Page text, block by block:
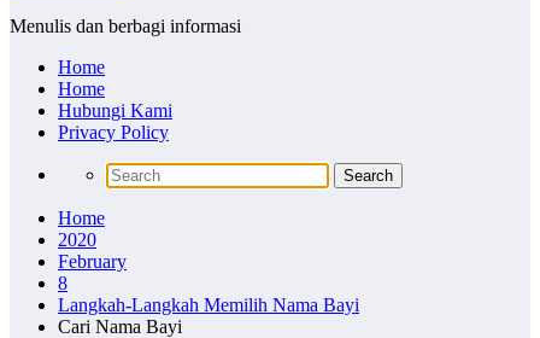
Menulis dan berbagi informasi
Home
Home
Hubungi Kami
Privacy Policy
Home
2020
February
8
Langkah-Langkah Memilih Nama Bayi
Cari Nama Bayi